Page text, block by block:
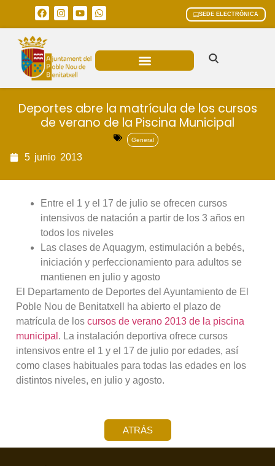
SEDE ELECTRÓNICA
Deportes abre la matrícula de los cursos
de verano de la Piscina Municipal
General
5 junio 2013
Entre el 1 y el 17 de julio se ofrecen cursos
intensivos de natación a partir de los 3 años en
todos los niveles
Las clases de Aquagym, estimulación a bebés,
iniciación y perfeccionamiento para adultos se
mantienen en julio y agosto
El Departamento de Deportes del Ayuntamiento de El
Poble Nou de Benitatxell ha abierto el plazo de
matrícula de los cursos de verano 2013 de la piscina
municipal . La instalación deportiva ofrece cursos
intensivos entre el 1 y el 17 de julio por edades, así
como clases habituales para todas las edades en los
distintos niveles, en julio y agosto.
ATRÁS